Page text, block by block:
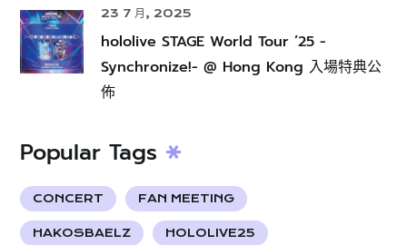
23 7 月, 2025
hololive STAGE World Tour ’25 -
Synchronize!- @ Hong Kong 入場特典公
佈
Popular Tags
CONCERT FAN MEETING
HAKOSBAELZ HOLOLIVE25